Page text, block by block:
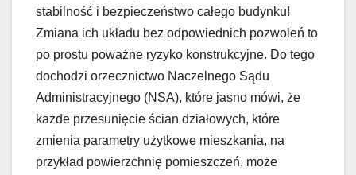
stabilność i bezpieczeństwo całego budynku!
Zmiana ich układu bez odpowiednich pozwoleń to
po prostu poważne ryzyko konstrukcyjne. Do tego
dochodzi orzecznictwo Naczelnego Sądu
Administracyjnego (NSA), które jasno mówi, że
każde przesunięcie ścian działowych, które
zmienia parametry użytkowe mieszkania, na
przykład powierzchnię pomieszczeń, może